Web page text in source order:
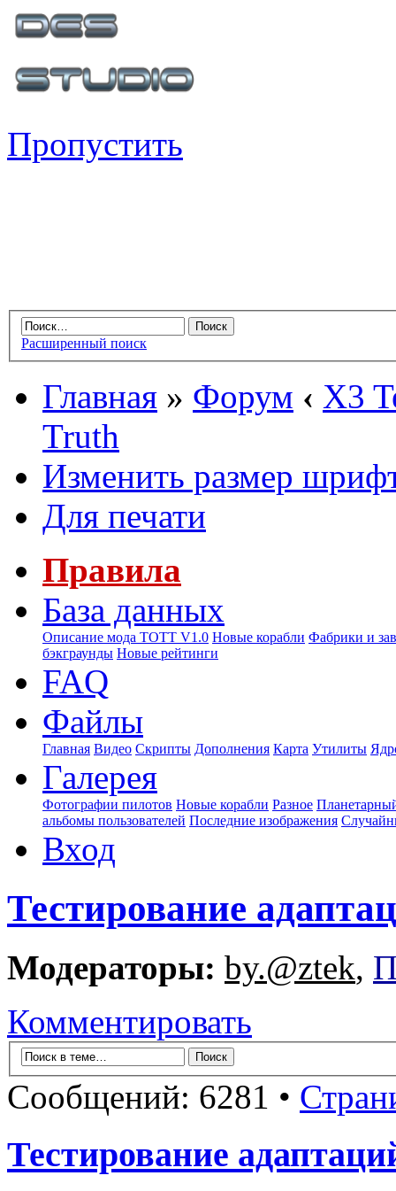
Пропустить
Расширенный поиск
Главная » Форум ‹ X3
Truth
Изменить размер
Для печати
Правила
База данных
Описание мода ТОТТ V1.0 Новые корабли Фабрики и
бэкграунды Новые рейтинги
FAQ
Файлы
Главная Видео Скрипты Дополнения Карта Утилиты
Галерея
Фотографии пилотов Новые корабли Разное
альбомы пользователей Последние изображения
Вход
Тестирование
Модераторы: by.@ztek,
Комментировать
Сообщений: 6281 •
Тестирование